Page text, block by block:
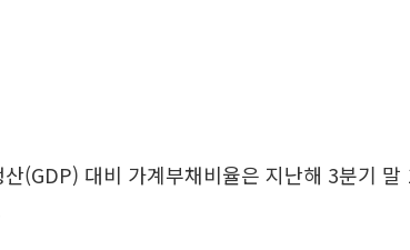
(GDP) 대비 가계부채비율은 지난해 3분기